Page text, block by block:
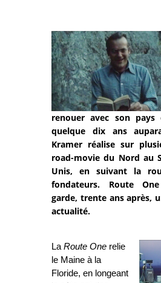
renouer avec son pays
quelque dix ans
Kramer réalise sur
road-movie du Nord au
Unis, en suivant la
fondateurs. Route
garde, trente ans après,
actualité.
LaRoute One relie
le Maine à la
Floride, en longeant